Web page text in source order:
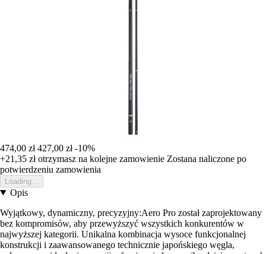
474,00 zł 427,00 zł -10%
+21,35 złotrzymasz na kolejne zamowienie Zostana naliczone po
potwierdzeniu zamowienia
Loading...
Opis
Wyjątkowy, dynamiczny, precyzyjny:Aero Pro został zaprojektowany
bez kompromisów, aby przewyższyć wszystkich konkurentów w
najwyższej kategorii. Unikalna kombinacja wysoce funkcjonalnej
konstrukcji i zaawansowanego technicznie japońskiego węgla,